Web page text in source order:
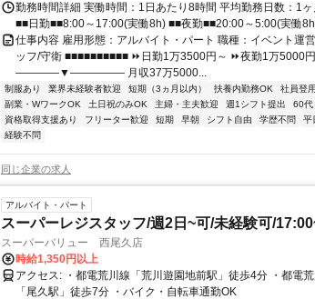
勤務時間詳細 実働時間：1日あたり8時間 平均勤務日数：1
■■日勤■■8:00～17:00(実働8h) ■■夜勤■■20:00～5:00(実働
仕事内容 雇用形態：アルバイト・パート 職種：イベント運
ッフ/守衛 ■■■■■■■■■■ ⏩日勤1万3500円～ ⏩夜勤1万5000
――――▼――――― 月収37万5000...
制服あり 業界未経験者歓迎 短期（3ヵ月以内） 扶養内勤務OK 社員登
副業・WワークOK
土日祝のみOK 主婦・主夫歓迎 週1シフト提出
60代
資格取得支援あり
フリーター歓迎 短期 早朝 シフト自由 学歴不問 平
経験不問
同じ企業の求人
アルバイト・パート
スーパーレジスタッフ/週2日~可/未経験可/
スーパーバリュー 西尾久店
時給1,350円以上
アクセス: ・都電荒川線「荒川遊園地前駅」徒歩4分 ・都電荒川線「小台駅」徒歩6分 ・JR宇都宮線・高崎線
「尾久駅」徒歩7分 ・バイク・自転車通勤OK